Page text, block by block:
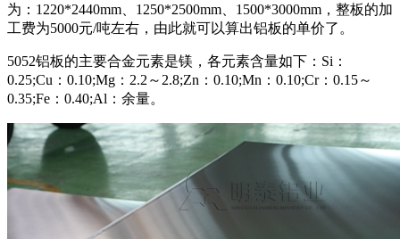
为：1220*2440mm、1250*2500mm、1500*3000mm，整板的加
工费为5000元/吨左右，由此就可以算出铝板的单价了。
5052铝板的主要合金元素是镁，各元素含量如下：Si：
0.25;Cu：0.10;Mg：2.2～2.8;Zn：0.10;Mn：0.10;Cr：0.15～
0.35;Fe：0.40;Al：余量。